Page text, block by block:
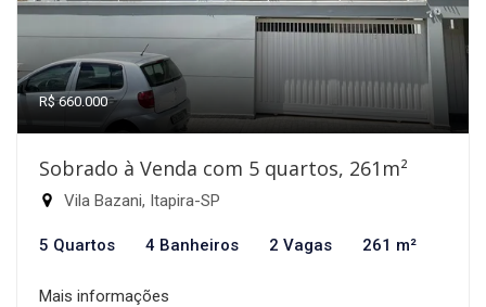
R$ 660.000
Sobrado à Venda com 5 quartos, 261m²
Vila Bazani, Itapira-SP
5 Quartos 4 Banheiros 2 Vagas 261 m²
Mais informações